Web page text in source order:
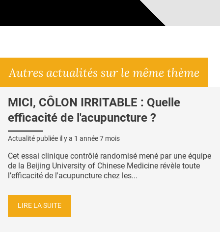
Autres actualités sur le même thème
MICI, CÔLON IRRITABLE : Quelle
efficacité de l'acupuncture ?
Actualité publiée il y a 1 année 7 mois
Cet essai clinique contrôlé randomisé mené par une équipe
de la Beijing University of Chinese Medicine révèle toute
l’efficacité de l'acupuncture chez les...
LIRE LA SUITE